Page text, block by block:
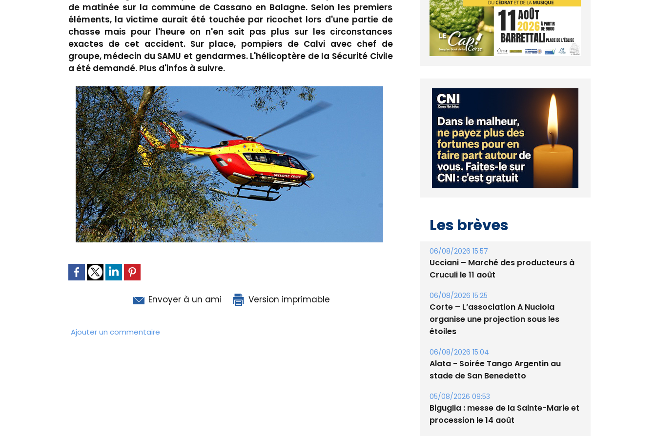
de matinée sur la commune de Cassano en Balagne. Selon les premiers
éléments, la victime aurait été touchée par ricochet lors d'une partie de
chasse mais pour l'heure on n'en sait pas plus sur les circonstances
exactes de cet accident. Sur place, pompiers de Calvi avec chef de
groupe, médecin du SAMU et gendarmes. L'hélicoptère de la Sécurité Civile
a été demandé. Plus d'infos à suivre.
Envoyer à un ami Version imprimable
Ajouter un commentaire
Les brèves
06/08/2026 15:57
Cruculi le 11 août
06/08/2026 15:25
Corte – L’association A Nuciola
étoiles
06/08/2026 15:04
stade de San Benedetto
05/08/2026 09:53